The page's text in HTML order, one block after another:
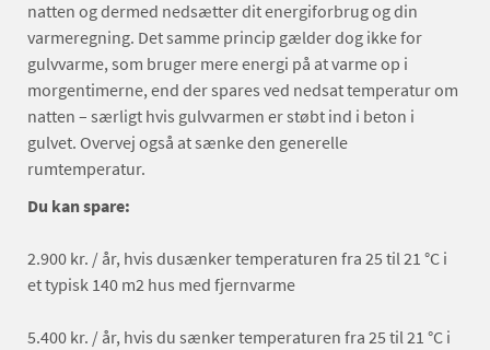
natten og dermed nedsætter dit energiforbrug og din
varmeregning. Det samme princip gælder dog ikke for
gulvvarme, som bruger mere energi på at varme op i
morgentimerne, end der spares ved nedsat temperatur om
natten – særligt hvis gulvvarmen er støbt ind i beton i
gulvet. Overvej også at sænke den generelle
rumtemperatur.
Du kan spare:
2.900 kr. / år, hvis dusænker temperaturen fra 25 til 21 °C i
et typisk 140 m2 hus med fjernvarme
5.400 kr. / år, hvis du sænker temperaturen fra 25 til 21 °C i